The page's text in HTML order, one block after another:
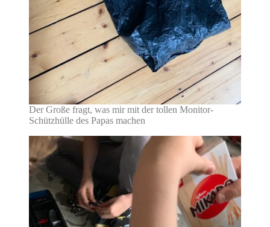
Der Große fragt, was mir mit der tollen Monitor-
Schützhülle des Papas machen